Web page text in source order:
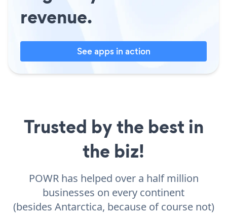
revenue.
See apps in action
Trusted by the best in
the biz!
POWR has helped over a half million
businesses on every continent
(besides Antarctica, because of course not)